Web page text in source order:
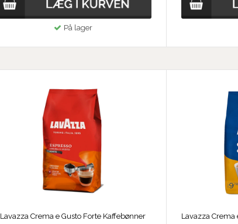
På lager
Lavazza Crema e Gusto Forte Kaffebønner